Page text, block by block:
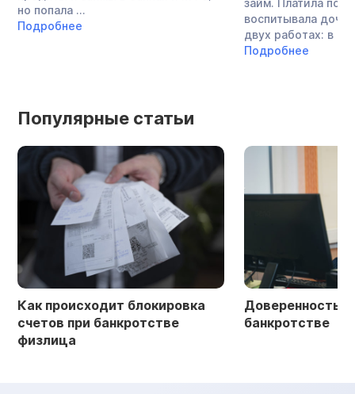
но попала ...
Подробнее
воспитывала дочь,
двух работах: в ...
Подробнее
Популярные статьи
Как происходит блокировка
счетов при банкротстве
физлица
Доверенность
банкротстве